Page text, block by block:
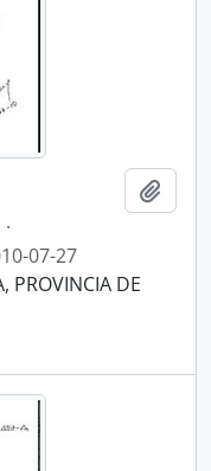
·
07-27
PROVINCIA DE